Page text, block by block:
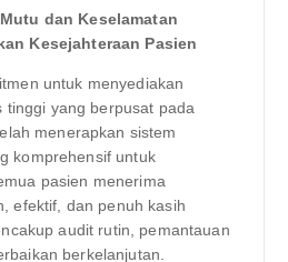
dan Keselamatan
Kesejahteraan Pasien
untuk menyediakan
tinggi yang berpusat pada
menerapkan sistem
komprehensif untuk
pasien menerima
efektif, dan penuh kasih
audit rutin, pemantauan
berkelanjutan.